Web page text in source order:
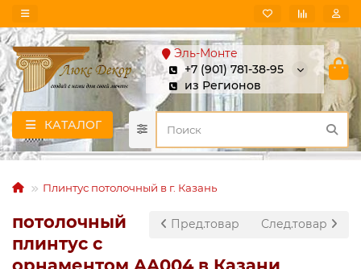
Эль-Монте
+7 (901) 781-38-95
из Регионов
КАТАЛОГ
Плинтус потолочный в г. Казань
Пред.товар След.товар
потолочный
плинтус с